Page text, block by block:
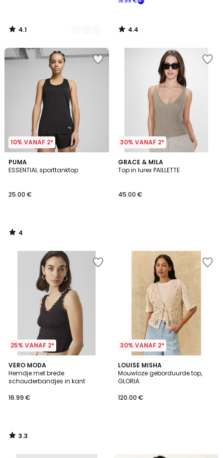
4.1
/
4.4
/
10% VANAF 2*
PUMA
ESSENTIAL sporttanktop
25.00 €
4
/
4
/
30% VANAF 2*
GRACE & MILA
Top in lurex PAILLETTE
45.00 €
25% VANAF 2*
VERO MODA
Hemdje met brede
schouderbandjes in kant
16.99 €
3.3
/ 5
3.3
/
30% VANAF 2*
LOUISE MISHA
Mouwloze geborduurde top,
GLORIA
120.00 €